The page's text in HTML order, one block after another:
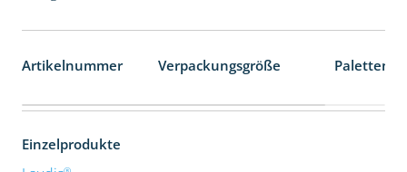
Artikelnummer Verpackungsgröße
Einzelprodukte